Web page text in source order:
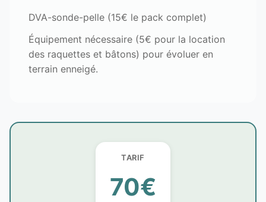
DVA-sonde-pelle (15€ le pack complet)
Équipement nécessaire (5€ pour la location
des raquettes et bâtons) pour évoluer en
terrain enneigé.
70€